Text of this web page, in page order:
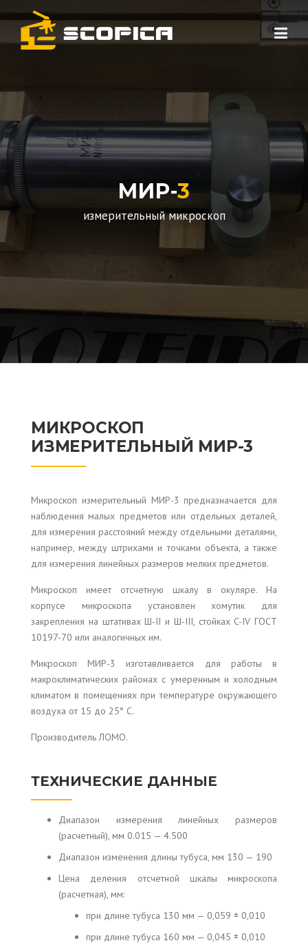
Skip to content
МИР-3
измерительный микроскоп
МИКРОСКОП
ИЗМЕРИТЕЛЬНЫЙ МИР-3
Микроскоп измерительный МИР-3 предназначается для
наблюдения малых предметов или отдельных деталей,
для измерения расстояний между отдельными деталями,
например, между штрихами и точками объекта, а также
для измерения линейных размеров мелких предметов.
Микроскоп имеет отсчетную шкалу в окуляре. На
корпусе микроскопа установлен хомутик для
закрепления на штативах Ш-II и Ш-III, стойках C-IV ГОСТ
10197-70 или аналогичных им.
Микроскоп МИР-3 изготавливается для работы в
макроклиматических районах с умеренным и холодным
климатом в помещениях при температуре окружающего
воздуха от 15 до 25° С.
Производитель ЛОМО.
ТЕХНИЧЕСКИЕ ДАННЫЕ
Диапазон измерения линейных размеров
(расчетный), мм 0.015 — 4.500
Диапазон изменения длины тубуса, мм 130 — 190
Цена деления отсчетной шкалы микроскопа
(расчетная), мм:
при длине тубуса 130 мм — 0,059 ± 0,010
при длине тубуса 160 мм — 0,045 ± 0,010